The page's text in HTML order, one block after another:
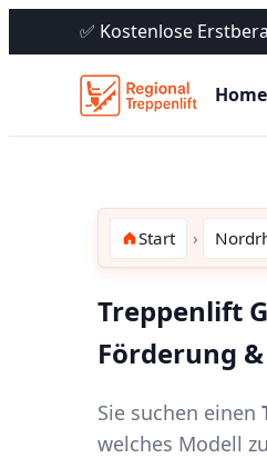
✅ Kostenlose
Home
Start
Treppenlift
Förderung
Sie suchen einen
welches Modell